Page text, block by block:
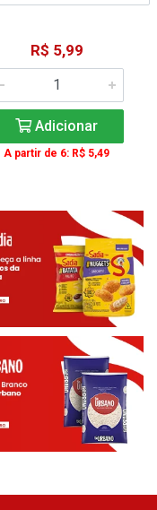
R$ 5,99
Adicionar
A partir de 6: R$ 5,49